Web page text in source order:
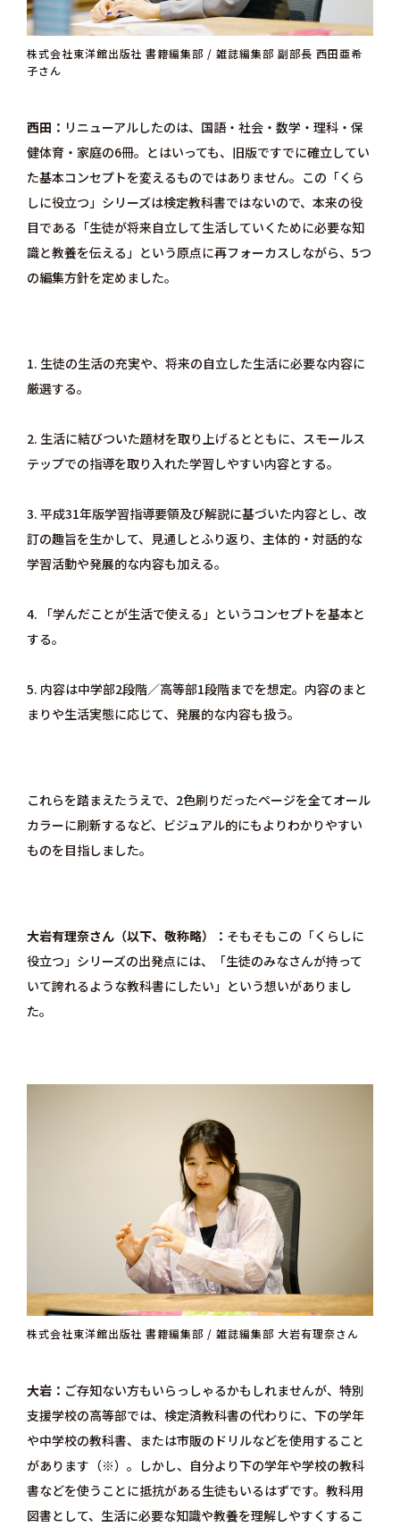
株式会社東洋館出版社 書籍編集部 / 雑誌編集部 副部長 西田亜希
子さん
西田
リニューアルしたのは、国語・社会・数学・理科・保
健体育・家庭の6冊。とはいっても、旧版ですでに確立してい
た基本コンセプトを変えるものではありません。この「くら
しに役立つ」シリーズは検定教科書ではないので、本来の役
目である「生徒が将来自立して生活していくために必要な知
識と教養を伝える」という原点に再フォーカスしながら、5つ
の編集方針を定めました。
1. 生徒の生活の充実や、将来の自立した生活に必要な内容に
厳選する。
2. 生活に結びついた題材を取り上げるとともに、スモールス
テップでの指導を取り入れた学習しやすい内容とする。
3. 平成31年版学習指導要領及び解説に基づいた内容とし、改
訂の趣旨を生かして、見通しとふり返り、主体的・対話的な
学習活動や発展的な内容も加える。
4. 「学んだことが生活で使える」というコンセプトを基本と
する。
5. 内容は中学部2段階／高等部1段階までを想定。内容のまと
まりや生活実態に応じて、発展的な内容も扱う。
これらを踏まえたうえで、2色刷りだったページを全てオール
カラーに刷新するなど、ビジュアル的にもよりわかりやすい
ものを目指しました。
大岩有理奈さん（以下、敬称略）
そもそもこの「くらしに
役立つ」シリーズの出発点には、「生徒のみなさんが持って
いて誇れるような教科書にしたい」という想いがありまし
た。
株式会社東洋館出版社 書籍編集部 / 雑誌編集部 大岩有理奈さん
大岩
ご存知ない方もいらっしゃるかもしれませんが、特別
支援学校の高等部では、検定済教科書の代わりに、下の学年
や中学校の教科書、または市販のドリルなどを使用すること
があります（※）。しかし、自分より下の学年や学校の教科
書などを使うことに抵抗がある生徒もいるはずです。教科用
図書として、生活に必要な知識や教養を理解しやすくするこ